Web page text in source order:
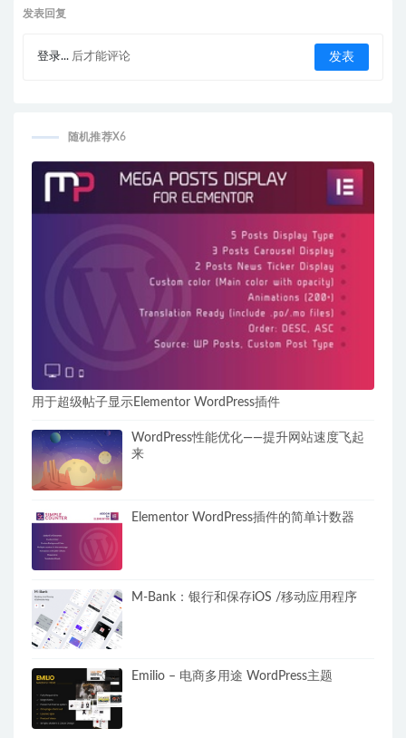
发表回复
登录... 后才能评论
随机推荐X6
用于超级帖子显示Elementor WordPress插件
WordPress性能优化——提升网站速度飞起
来
Elementor WordPress插件的简单计数器
M-Bank：银行和保存iOS /移动应用程序
Emilio – 电商多用途 WordPress主题